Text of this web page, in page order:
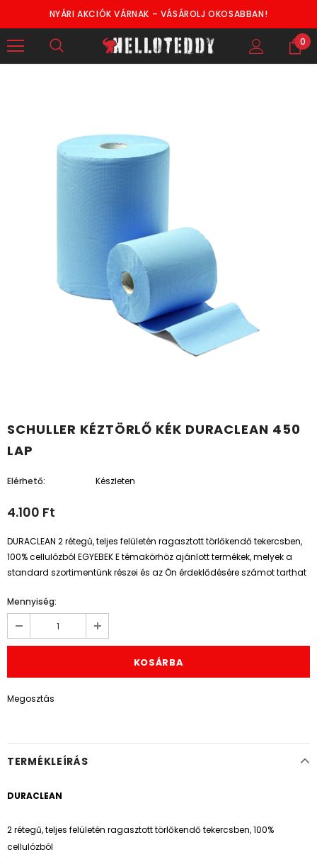
NYÁRI AKCIÓK VÁRNAK – VÁSÁROLJ OKOSABBAN!
0
SCHULLER KÉZTÖRLŐ KÉK DURACLEAN 450
LAP
Elérhető: Készleten
4.100 Ft
DURACLEAN 2 rétegű, teljes felületén ragasztott törlőkendő tekercsben,
100% cellulózból EGYEBEK E témakörhöz ajánlott termékek, melyek a
standard szortimentünk részei és az Ön érdeklődésére számot tarthat
Mennyiség:
Megosztás
TERMÉKLEÍRÁS
DURACLEAN
2 rétegű, teljes felületén ragasztott törlőkendő tekercsben, 100%
cellulózból